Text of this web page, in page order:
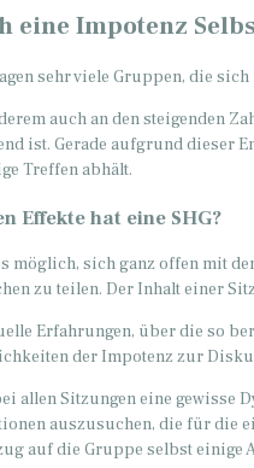
eine Impotenz
sehr viele Gruppen, die
auch an den steigenden
ist. Gerade aufgrund dieser
Treffen abhält.
Effekte hat eine SHG?
möglich, sich ganz offen mit
zu teilen. Der Inhalt einer
Erfahrungen, über die so
der Impotenz zur
allen Sitzungen eine gewisse
auszusuchen, die für die
auf die Gruppe selbst einige